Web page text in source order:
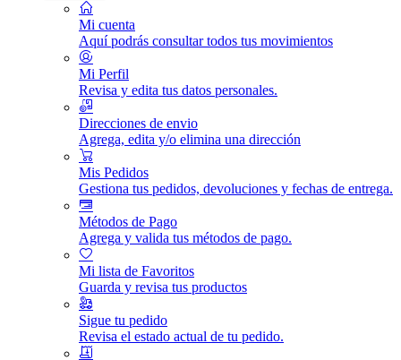
Mi cuenta
Aquí podrás consultar todos tus movimientos
Mi Perfil
Revisa y edita tus datos personales.
Direcciones de envio
Agrega, edita y/o elimina una dirección
Mis Pedidos
Gestiona tus pedidos, devoluciones y fechas de entrega.
Métodos de Pago
Agrega y valida tus métodos de pago.
Mi lista de Favoritos
Guarda y revisa tus productos
Sigue tu pedido
Revisa el estado actual de tu pedido.